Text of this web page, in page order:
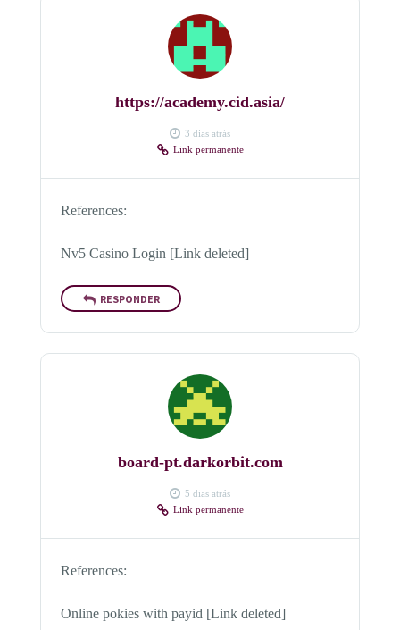
https://academy.cid.asia/
3 dias atrás
Link permanente
References:
Nv5 Casino Login [Link deleted]
RESPONDER
board-pt.darkorbit.com
5 dias atrás
Link permanente
References:
Online pokies with payid [Link deleted]